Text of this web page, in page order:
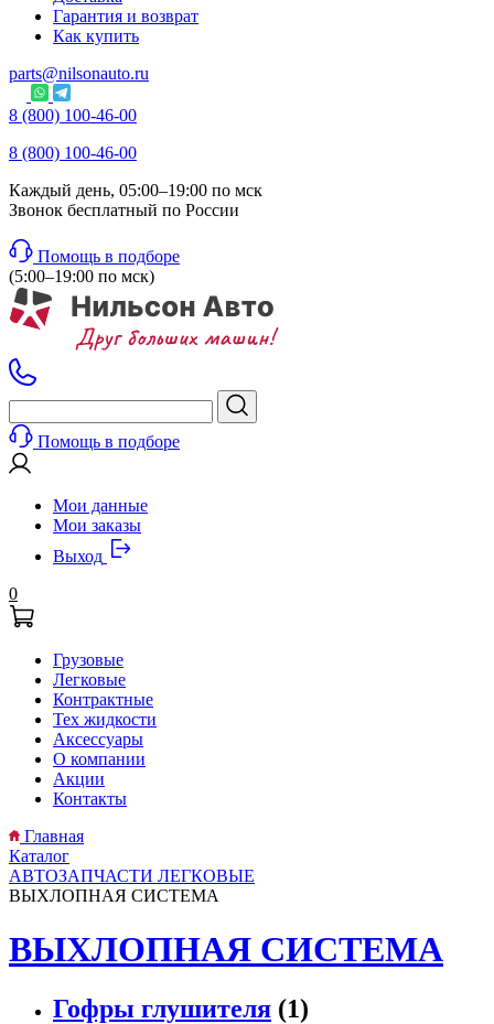
Гарантия и возврат
Как купить
parts@nilsonauto.ru
8 (800) 100-46-00
8 (800) 100-46-00
Каждый день, 05:00–19:00 по мск
Звонок бесплатный по России
Помощь в подборе
(5:00–19:00 по мск)
Помощь в подборе
Мои данные
Мои заказы
Выход
0
Грузовые
Легковые
Контрактные
Тех жидкости
Аксессуары
О компании
Акции
Контакты
Главная
Каталог
АВТОЗАПЧАСТИ ЛЕГКОВЫЕ
ВЫХЛОПНАЯ СИСТЕМА
ВЫХЛОПНАЯ СИСТЕМА
Гофры глушителя (1)